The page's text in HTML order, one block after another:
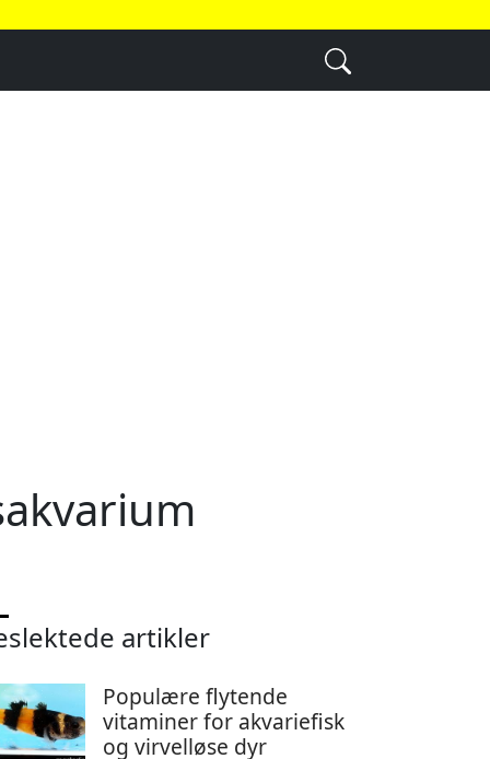
artikler
Populære flytende
vitaminer for akvariefisk
og virvelløse dyr